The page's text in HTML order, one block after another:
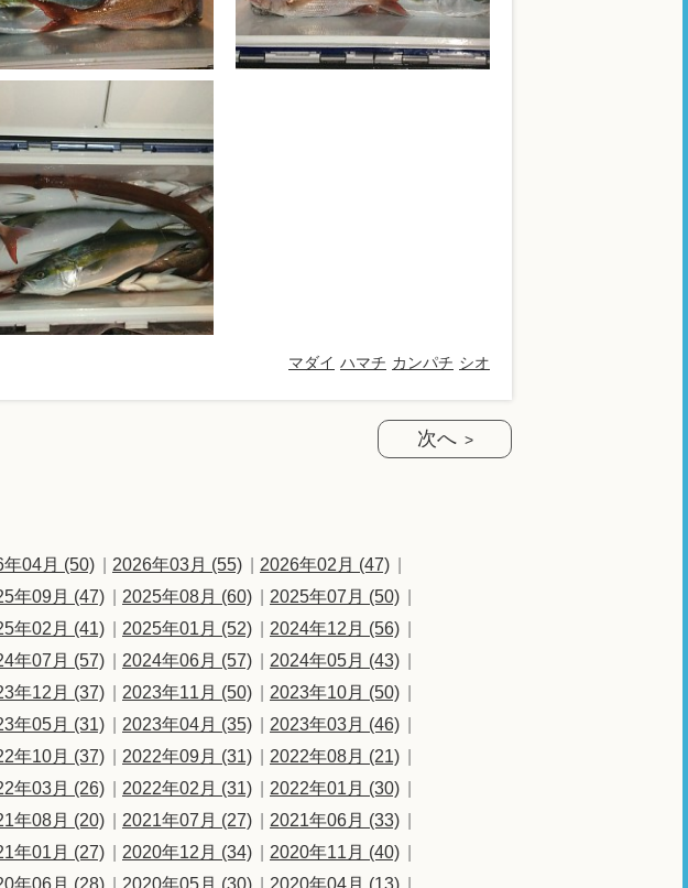
マダイ ハマチ カンパチ シオ
次へ
年04月 (50) 2026年03月 (55)
2026年02月 (47)
年09月 (47) 2025年08月 (60)
2025年07月 (50)
年02月 (41) 2025年01月 (52)
2024年12月 (56)
年07月 (57) 2024年06月 (57)
2024年05月 (43)
年12月 (37) 2023年11月 (50)
2023年10月 (50)
年05月 (31) 2023年04月 (35)
2023年03月 (46)
年10月 (37) 2022年09月 (31)
2022年08月 (21)
年03月 (26) 2022年02月 (31)
2022年01月 (30)
年08月 (20) 2021年07月 (27)
2021年06月 (33)
年01月 (27) 2020年12月 (34)
2020年11月 (40)
年06月 (28) 2020年05月 (30)
2020年04月 (13)